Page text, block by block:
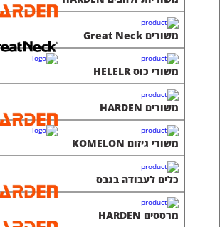
משורים HARDEN
משורי גיזום KOMELON
כלים לעבודה בגבס
מרססים HARDEN
מקדחי עץ שטוחים HARDEN
מקושים HARDEN